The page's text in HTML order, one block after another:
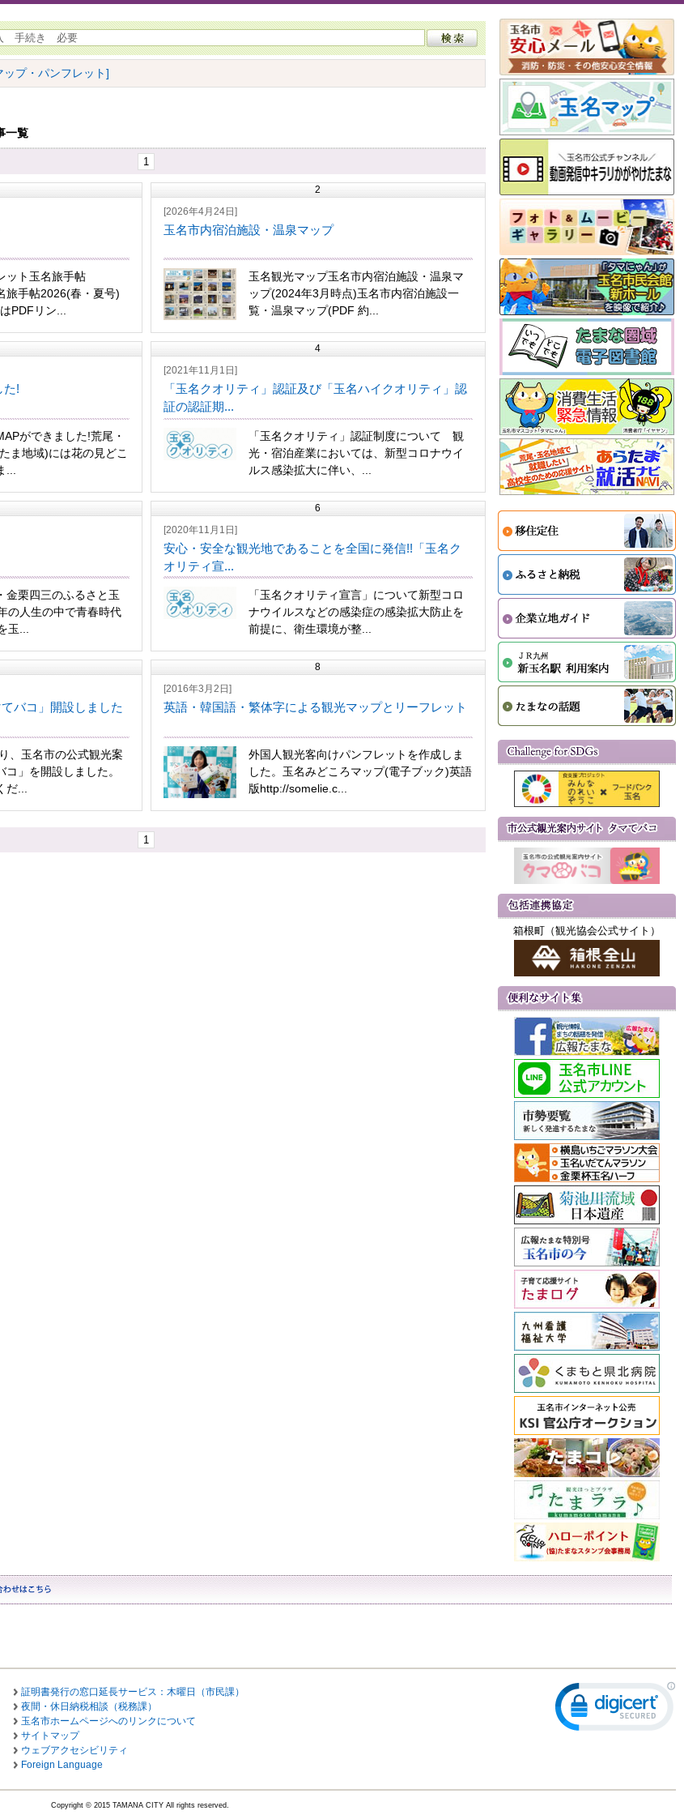
ップ・パンフレット]
一覧
1
ット玉名旅手帖
旅手帖2026(春・夏号)
PDFリン...
2
[2026年4月24日]
玉名市内宿泊施設・温泉マップ
玉名観光マップ玉名市内宿泊施設・温泉マ
ップ(2024年3月時点)玉名市内宿泊施設一
覧・温泉マップ(PDF 約...
た!
ができました!荒尾・
ま地域)には花の見どこ
4
[2021年11月1日]
「玉名クオリティ」認証及び「玉名ハイクオリティ」認
証の認証期...
「玉名クオリティ」認証制度について 観
光・宿泊産業においては、新型コロナウイ
ルス感染拡大に伴い、...
金栗四三のふるさと玉
の人生の中で青春時代
玉...
6
[2020年11月1日]
安心・安全な観光地であることを全国に発信!!「玉名ク
オリティ宣...
「玉名クオリティ宣言」について新型コロ
ナウイルスなどの感染症の感染拡大防止を
前提に、衛生環境が整...
バコ」開設しました
、玉名市の公式観光案
」を開設しました。
...
8
[2016年3月2日]
英語・韓国語・繁体字による観光マップとリーフレット
外国人観光客向けパンフレットを作成しま
した。玉名みどころマップ(電子ブック)英語
版http://somelie.c...
1
箱根町（観光協会公式サイト）
証明書発行の窓口延長サービス：木曜日（市民課）
夜間・休日納税相談（税務課）
玉名市ホームページへのリンクについて
サイトマップ
ウェブアクセシビリティ
Foreign Language
Copyright © 2015 TAMANA CITY All rights reserved.